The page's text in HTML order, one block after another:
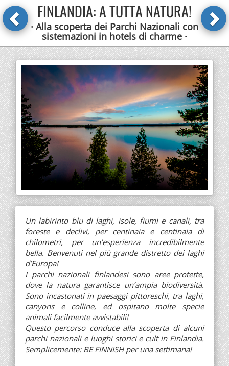
FINLANDIA: A TUTTA NATURA!
· Alla scoperta dei Parchi Nazionali con
sistemazioni in hotels di charme ·
Un labirinto blu di laghi, isole, fiumi e canali, tra
foreste e declivi, per centinaia e centinaia di
chilometri, per un’esperienza incredibilmente
bella. Benvenuti nel più grande distretto dei laghi
d’Europa!
I parchi nazionali finlandesi sono aree protette,
dove la natura garantisce un’ampia biodiversità.
Sono incastonati in paesaggi pittoreschi, tra laghi,
canyons e colline, ed ospitano molte specie
animali facilmente avvistabili!
Questo percorso conduce alla scoperta di alcuni
parchi nazionali e luoghi storici e cult in Finlandia.
Semplicemente: BE FINNISH per una settimana!